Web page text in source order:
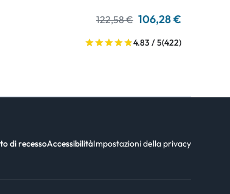
122,58 € 106,28 €
4.83 / 5(422)
di recessoAccessibilitàImpostazioni della privacy